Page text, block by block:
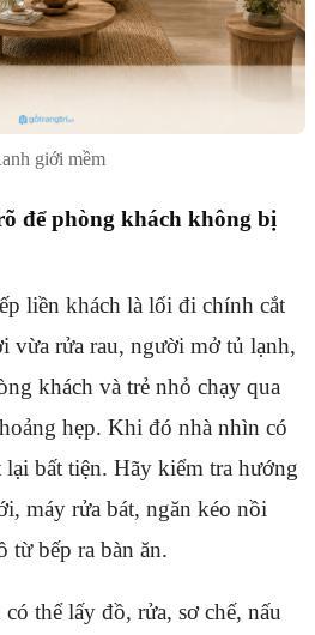
giới mềm
để phòng khách không bị
liền khách là lối đi chính cắt
vừa rửa rau, người mở tủ lạnh,
khách và trẻ nhỏ chạy qua
hẹp. Khi đó nhà nhìn có
bất tiện. Hãy kiểm tra hướng
máy rửa bát, ngăn kéo nồi
từ bếp ra bàn ăn.
thể lấy đồ, rửa, sơ chế, nấu